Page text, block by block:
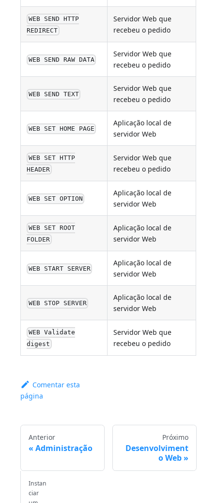
WEB SEND HTTP
REDIRECT
Servidor Web que
recebeu o pedido
WEB SEND RAW DATA
Servidor Web que
recebeu o pedido
WEB SEND TEXT
Servidor Web que
recebeu o pedido
WEB SET HOME PAGE
Aplicação local de
servidor Web
WEB SET HTTP
HEADER
Servidor Web que
recebeu o pedido
WEB SET OPTION
Aplicação local de
servidor Web
WEB SET ROOT
FOLDER
Aplicação local de
servidor Web
WEB START SERVER
Aplicação local de
servidor Web
WEB STOP SERVER
Aplicação local de
servidor Web
WEB Validate
digest
Servidor Web que
recebeu o pedido
Comentar esta
página
Anterior
Administração
Próximo
Desenvolviment
o Web
Instan
ciar